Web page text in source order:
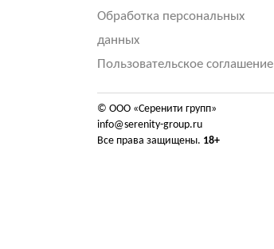
Обработка персональных
данных
Пользовательское соглашение
© ООО «Серенити групп»
info@serenity-group.ru
Все права защищены. 18+